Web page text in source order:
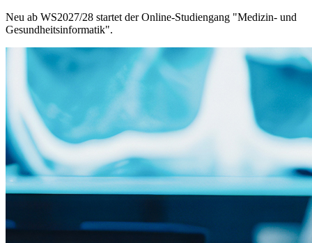
Neu ab WS2027/28 startet der Online-Studiengang "Medizin- und
Gesundheitsinformatik".